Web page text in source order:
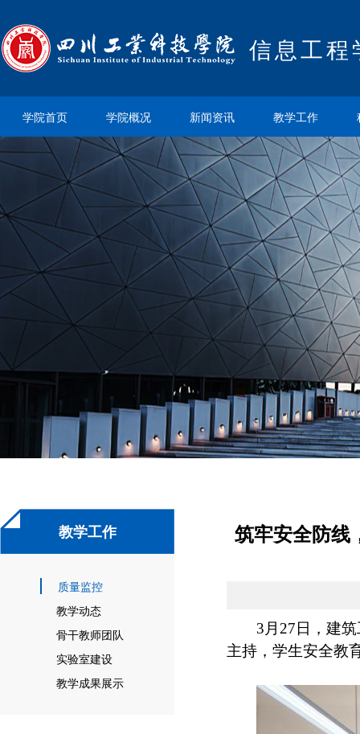
信息工程
学院首页 学院概况 新闻资讯 教学工作
教学工作
质量监控
教学动态
骨干教师团队
实验室建设
教学成果展示
筑牢安全防
3月27日，建
主持，学生安全教